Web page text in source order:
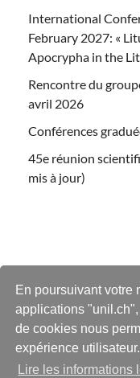
En poursuivant votre
applications
de cookies nous
expérience utilisateur.
Lire les informations
International
February 2027: «
Apocrypha in the
Rencontre du
avril 2026
Conférences
45e réunion
mis à jour)
Contact